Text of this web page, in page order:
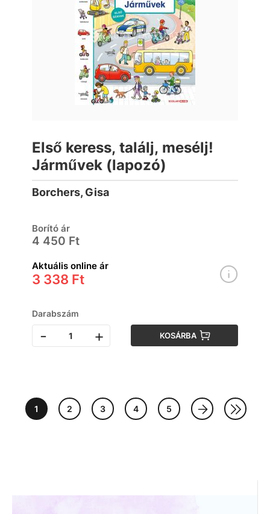
Első keress, találj, mesélj!
Járművek (lapozó)
Borchers, Gisa
Borító ár
4 450 Ft
Aktuális online ár
3 338 Ft
Darabszám
- + KOSÁRBA
1 2 3 4 5